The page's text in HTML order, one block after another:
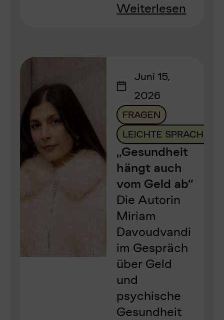
Weiterlesen
Juni 15,
2026
FRAGEN
LEICHTE SPRACHE
„Gesundheit
hängt auch
vom Geld ab“
Die Autorin
Miriam
Davoudvandi
im Gespräch
über Geld
und
psychische
Gesundheit